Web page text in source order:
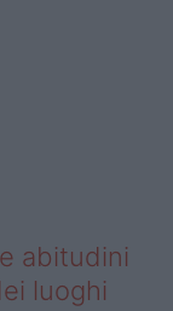
abitudini
luoghi